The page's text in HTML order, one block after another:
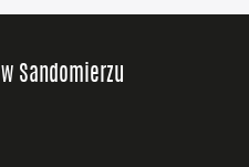
Sandomierzu